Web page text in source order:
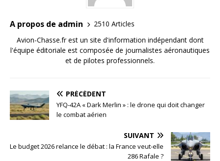
A propos de admin
2510 Articles
Avion-Chasse.fr est un site d'information indépendant dont
l'équipe éditoriale est composée de journalistes aéronautiques
et de pilotes professionnels.
PRÉCÉDENT
YFQ-42A « Dark Merlin » : le drone qui doit changer
le combat aérien
SUIVANT
Le budget 2026 relance le débat : la France veut-elle
286 Rafale ?